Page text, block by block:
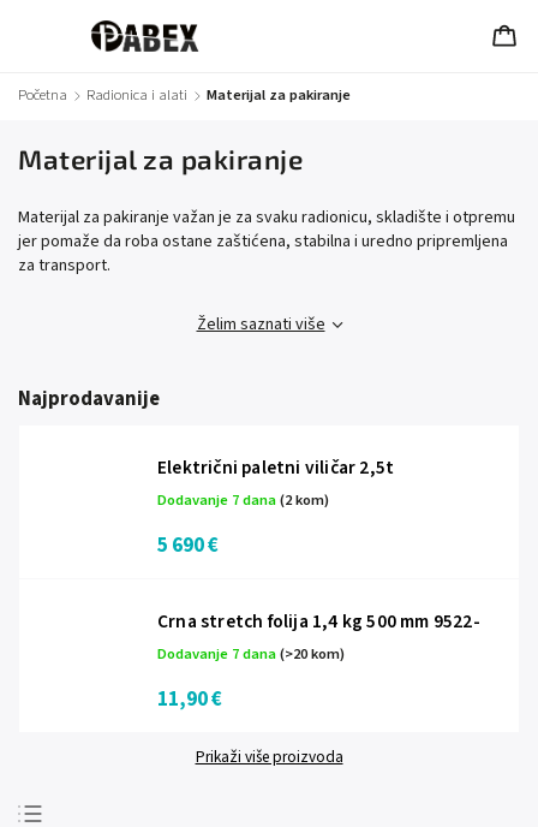
Početna / Radionica i alati / Materijal za pakiranje
Materijal za pakiranje
Materijal za pakiranje važan je za svaku radionicu, skladište i otpremu
jer pomaže da roba ostane zaštićena, stabilna i uredno pripremljena
za transport.
Želim saznati više
Najprodavanije
Električni paletni viličar 2,5t
Dodavanje 7 dana(2 kom)
5 690 €
Crna stretch folija 1,4 kg 500 mm 9522-
Dodavanje 7 dana(>20 kom)
11,90 €
Prikaži više proizvoda